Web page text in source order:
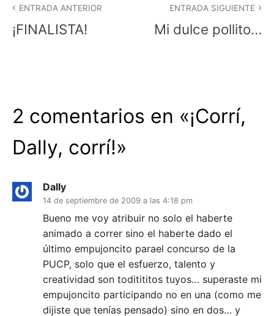
i
a
F
E
X
N
E
de
ENTRADA ANTERIOR
¡FINALISTA!
ENTRADA SIGUIENTE
Mi dulce pollito…
2 comentarios en «¡Corrí,
Dally, corrí!»
Dally
14 de septiembre de 2009 a las 4:18 pm
Bueno me voy atribuir no solo el haberte
animado a correr sino el haberte dado el
último empujoncito parael concurso de la
PUCP, solo que el esfuerzo, talento y
creatividad son toditititos tuyos… superaste mi
empujoncito participando no en una (como me
dijiste que tenías pensado) sino en dos… y